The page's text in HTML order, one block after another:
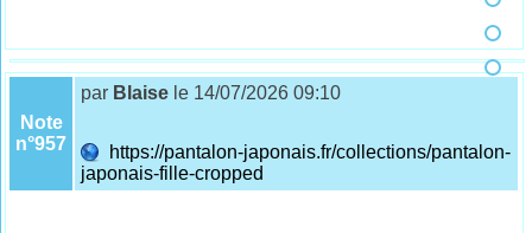
Note
n°957
par Blaise le 14/07/2026 09:10
https://pantalon-japonais.fr/collections/pantalon-
japonais-fille-cropped